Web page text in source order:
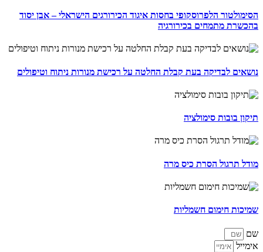
הסימולטור הלפרוסקופי בחסות איגוד הכירורגים הישראלי – אבן יסוד
בהכשרת מתמחים בכירורגיה
נושאים לבדיקה בעת קבלת החלטה על רכישת מנורות ניתוח וטיפולים
תיקון בובות סימולציה
מודל תרגול הסרת כיס מרה
שמיכות חימום חשמליות
שם
אימייל